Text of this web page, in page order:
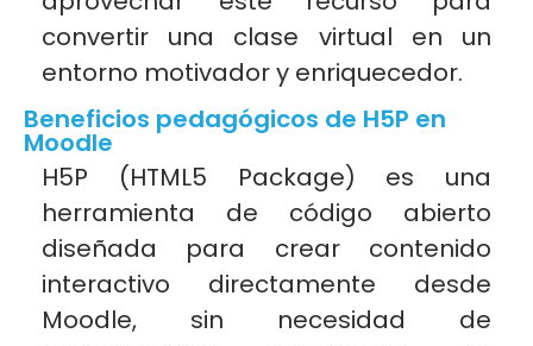
convertir una clase virtual en un
entorno motivador y enriquecedor.
Beneficios pedagógicos de H5P en
Moodle
H5P (HTML5 Package) es una
herramienta de código abierto
diseñada para crear contenido
interactivo directamente desde
Moodle, sin necesidad de